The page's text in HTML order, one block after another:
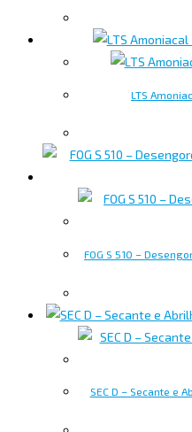
LTS
FOG S 510 –
SEC D – Secante e